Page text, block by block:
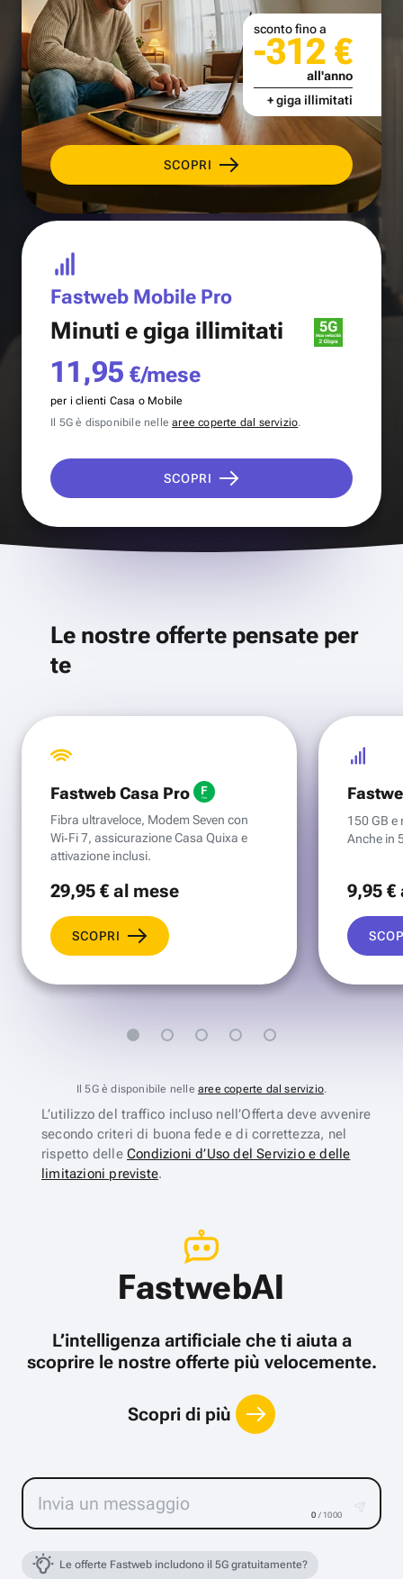
SCOPRI
sconto fino a
-312 €
all'anno
+ giga illimitati
Fastweb Mobile Pro
Minuti e giga illimitati
11,95 €/mese
per i clienti Casa o Mobile
Il 5G è disponibile nellearee coperte dal servizio.
SCOPRI
Le nostre offerte pensate per
te
Fastweb Casa Pro
Fibra ultraveloce, Modem Seven con
Wi‑Fi 7, assicurazione Casa Quixa e
attivazione inclusi.
29,95 €al mese
SCOPRI
150 GB e
Anche in
9,95 €
Il 5G è disponibile nelle aree coperte dal servizio.
L’utilizzo del traffico incluso nell’Offerta deve avvenire
secondo criteri di buona fede e di correttezza, nel
rispetto delle Condizioni d’Uso del Servizio e delle
limitazioni previste.
FastwebAI
L’intelligenza artificiale che ti aiuta a
scoprire le nostre offerte più velocemente.
Scopri di più
0 / 1000
Le offerte Fastweb includono il 5G gratuitamente?